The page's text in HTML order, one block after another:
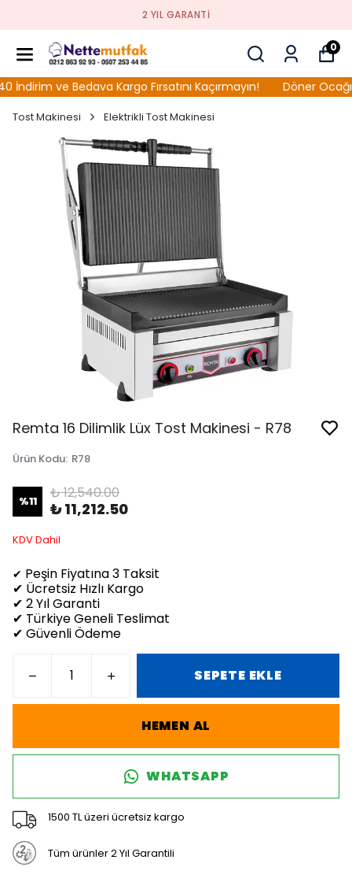
2 YIL GARANTI
0
ve Bedava Kargo Fırsatını Kaçırmayın! Döner Ocağı
Tost Makinesi Elektrikli Tost Makinesi
Remta 16 Dilimlik Lüx Tost Makinesi - R78
Ürün Kodu: R78
%11 ₺ 12,540.00
₺ 11,212.50
KDV Dahil
✔ Peşin Fiyatına 3 Taksit
✔ Ücretsiz Hızlı Kargo
✔ 2 Yıl Garanti
✔ Türkiye Geneli Teslimat
✔ Güvenli Ödeme
SEPETE EKLE
HEMEN AL
WHATSAPP
1500 TL üzeri ücretsiz kargo
Tüm ürünler 2 Yıl Garantili